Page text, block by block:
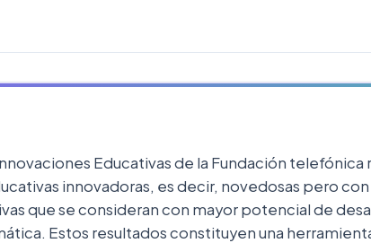
Educativas de la Fundación
innovadoras, es decir, novedosas pero
que se consideran con mayor potencial de
Estos resultados constituyen una